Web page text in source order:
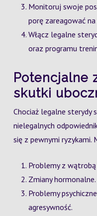
Monitoruj swoje
porę zareagować
Włącz legalne
oraz programu
Potencjalne
skutki
Chociaż legalne sterydy
nielegalnych
się z pewnymi
Problemy z wątrobą
Zmiany hormonalne.
Problemy
agresywność.